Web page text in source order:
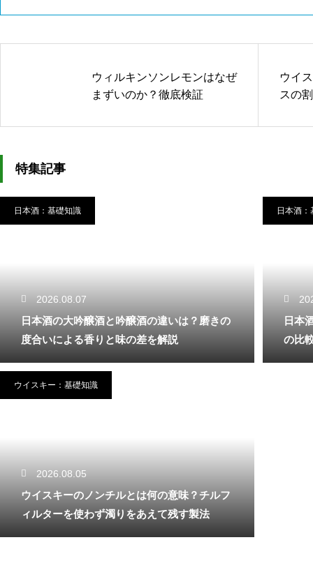
ウィルキンソンレモンはなぜ
まずいのか？徹底検証
ウイ
スの
特集記事
日本酒：基礎知識
2026.08.07
日本酒の大吟醸酒と吟醸酒の違いは？磨きの
度合いによる香りと味の差を解説
日本酒：
日本
の比
ウイスキー：基礎知識
2026.08.05
ウイスキーのノンチルとは何の意味？チルフ
ィルターを使わず濁りをあえて残す製法